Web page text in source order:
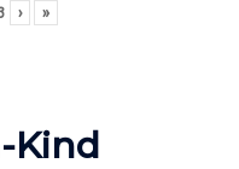
› »
Kind